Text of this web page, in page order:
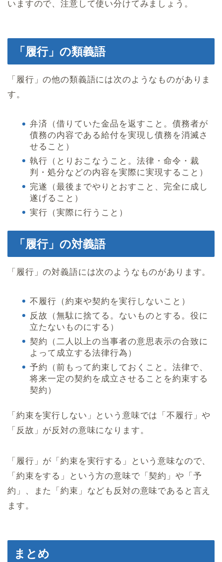
いますので、注意して使い分けてみましょう。
「履行」の類義語
「履行」の他の類義語には次のようなものがありま
す。
弁済（借りていた金品を返すこと。債務者が
債務の内容である給付を実現し債務を消滅さ
せること）
執行（とりおこなうこと。法律・命令・裁
判・処分などの内容を実際に実現すること）
完遂（最後までやりとおすこと、完全に成し
遂げること）
実行（実際に行うこと）
「履行」の対義語
「履行」の対義語には次のようなものがあります。
不履行（約束や契約を実行しないこと）
反故（無駄に捨てる。ないものとする。役に
立たないものにする）
契約（二人以上の当事者の意思表示の合致に
よって成立する法律行為）
予約（前もって約束しておくこと。法律で、
将来一定の契約を成立させることを約束する
契約）
「約束を実行しない」という意味では「不履行」や
「反故」が反対の意味になります。
「履行」が「約束を実行する」という意味なので、
「約束をする」という方の意味で「契約」や「予
約」、また「約束」なども反対の意味であると言え
ます。
まとめ